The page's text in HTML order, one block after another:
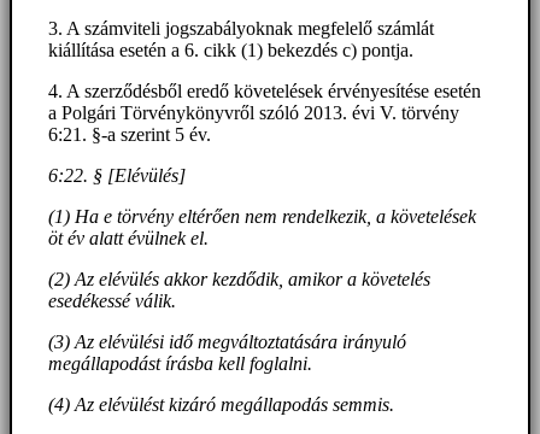
3. A számviteli jogszabályoknak megfelelő számlát
kiállítása esetén a 6. cikk (1) bekezdés c) pontja.
4. A szerződésből eredő követelések érvényesítése esetén
a Polgári Törvénykönyvről szóló 2013. évi V. törvény
6:21. §-a szerint 5 év.
6:22. § [Elévülés]
(1) Ha e törvény eltérően nem rendelkezik, a követelések
öt év alatt évülnek el.
(2) Az elévülés akkor kezdődik, amikor a követelés
esedékessé válik.
(3) Az elévülési idő megváltoztatására irányuló
megállapodást írásba kell foglalni.
(4) Az elévülést kizáró megállapodás semmis.